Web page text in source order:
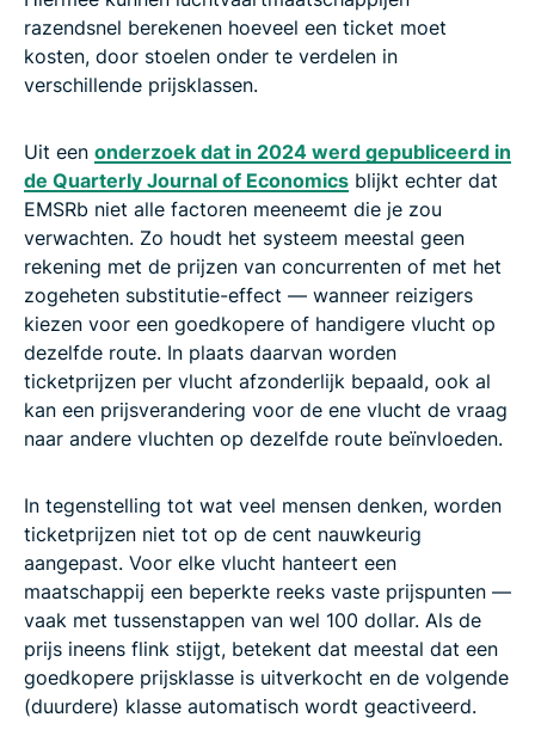
razendsnel berekenen hoeveel een ticket moet
kosten, door stoelen onder te verdelen in
verschillende prijsklassen.
Uit een onderzoek dat in 2024 werd gepubliceerd in
de Quarterly Journal of Economics blijkt echter dat
EMSRb niet alle factoren meeneemt die je zou
verwachten. Zo houdt het systeem meestal geen
rekening met de prijzen van concurrenten of met het
zogeheten substitutie-effect — wanneer reizigers
kiezen voor een goedkopere of handigere vlucht op
dezelfde route. In plaats daarvan worden
ticketprijzen per vlucht afzonderlijk bepaald, ook al
kan een prijsverandering voor de ene vlucht de vraag
naar andere vluchten op dezelfde route beïnvloeden.
In tegenstelling tot wat veel mensen denken, worden
ticketprijzen niet tot op de cent nauwkeurig
aangepast. Voor elke vlucht hanteert een
maatschappij een beperkte reeks vaste prijspunten —
vaak met tussenstappen van wel 100 dollar. Als de
prijs ineens flink stijgt, betekent dat meestal dat een
goedkopere prijsklasse is uitverkocht en de volgende
(duurdere) klasse automatisch wordt geactiveerd.